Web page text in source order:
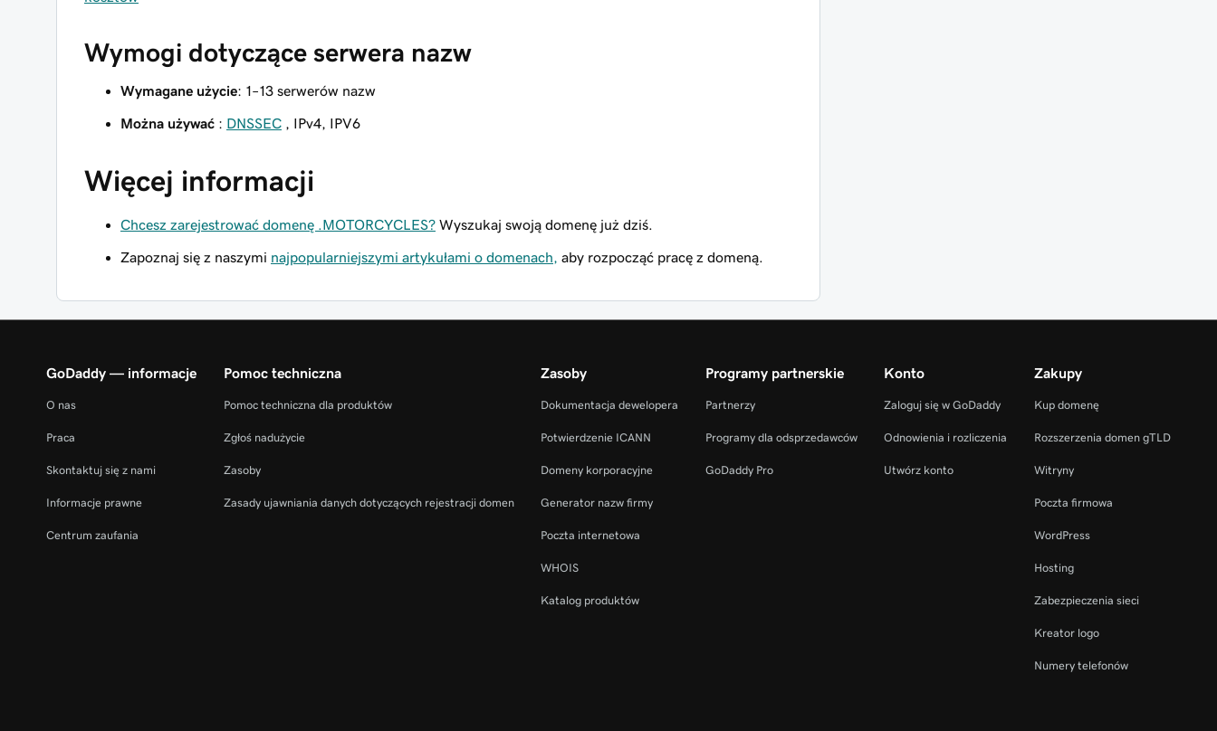
Wymogi dotyczące serwera nazw
Wymagane użycie: 1–13 serwerów nazw
Można używać : DNSSEC , IPv4, IPV6
Więcej informacji
Chcesz zarejestrować domenę .MOTORCYCLES? Wyszukaj swoją domenę już dziś.
Zapoznaj się z naszymi najpopularniejszymi artykułami o domenach, aby rozpocząć pracę z domeną.
GoDaddy — informacje
O nas
Praca
Skontaktuj się z nami
Informacje prawne
Centrum zaufania
Pomoc techniczna
Pomoc techniczna dla produktów
Zgłoś nadużycie
Zasoby
Zasady ujawniania danych dotyczących rejestracji domen
Zasoby
Dokumentacja dewelopera
Potwierdzenie ICANN
Domeny korporacyjne
Generator nazw firmy
Poczta internetowa
WHOIS
Katalog produktów
Programy partnerskie
Partnerzy
Programy dla odsprzedawców
GoDaddy Pro
Konto
Zaloguj się w GoDaddy
Odnowienia i rozliczenia
Utwórz konto
Zakupy
Kup domenę
Rozszerzenia domen gTLD
Witryny
Poczta firmowa
WordPress
Hosting
Zabezpieczenia sieci
Kreator logo
Numery telefonów